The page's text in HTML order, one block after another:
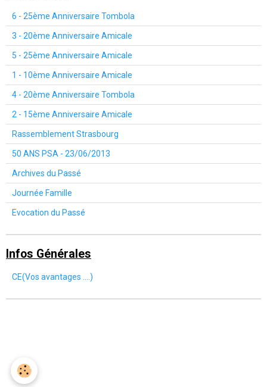
6 - 25ème Anniversaire Tombola
3 - 20ème Anniversaire Amicale
5 - 25ème Anniversaire Amicale
1 - 10ème Anniversaire Amicale
4 - 20ème Anniversaire Tombola
2 - 15ème Anniversaire Amicale
Rassemblement Strasbourg
50 ANS PSA - 23/06/2013
Archives du Passé
Journée Famille
Evocation du Passé
Infos Générales
CE(Vos avantages ....)